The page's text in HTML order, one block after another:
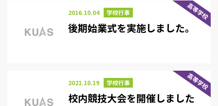
高等学校
2016.10.04 学校行事
後期始業式を実施しました。
高等学校
2021.10.19 学校行事
校内競技大会を開催しました